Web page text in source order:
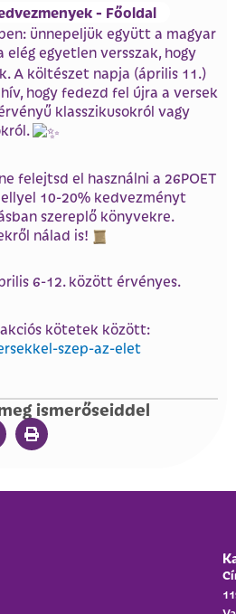
- Főoldal
ünnepeljük együtt a magyar
elég egyetlen versszak, hogy
A költészet napja (április 11.)
hogy fedezd fel újra a versek
klasszikusokról vagy
felejtsd el használni a 26POET
10-20% kedvezményt
szereplő könyvekre.
nálad is!
6-12. között érvényes.
kötetek között:
szep-az-elet
ismerőseiddel